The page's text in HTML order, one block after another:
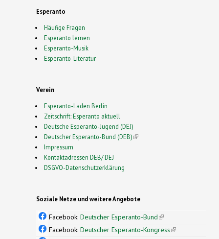
Esperanto
Häufige Fragen
Esperanto lernen
Esperanto-Musik
Esperanto-Literatur
Verein
Esperanto-Laden Berlin
Zeitschrift: Esperanto aktuell
Deutsche Esperanto-Jugend (DEJ)
Deutscher Esperanto-Bund (DEB)(link is external)
Impressum
Kontaktadressen DEB/ DEJ
DSGVO-Datenschutzerklärung
Soziale Netze und weitere Angebote
Facebook: Deutscher Esperanto-Bund(link is
external)
Facebook: Deutscher Esperanto-Kongress(link is